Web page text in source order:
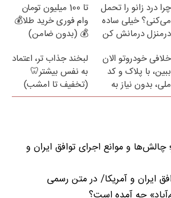
چرا درد زانو را تحمل
می‌کنی؟ خیلی ساده
درمنزل درمانش کن
تا 100 میلیون تومان
وام فوری خرید طلا💰
💰 (بدون ضامن)
خلافی خودروتو الان
ببین، با پلاک و کد
ملی، بدون نیاز به
مراجعه حضوری
لبخند جذاب تر، اعتماد
به نفس بیشتر🦷
(تخفیف تا امشب)
چالش‌ها و موانع اجرای توافق ایران و
ایران و آمریکا/ در متن رسمی